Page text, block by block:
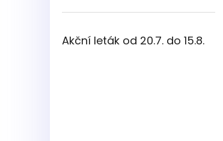
Akční leták od 20.7. do 15.8.